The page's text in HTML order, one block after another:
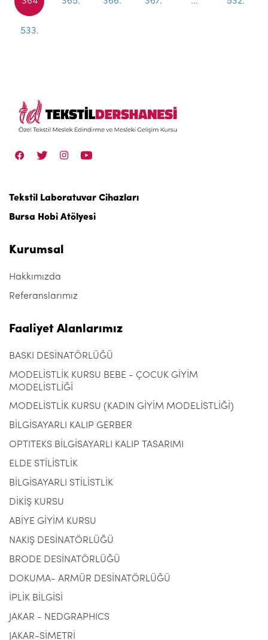
533.
Tekstil Laboratuvar Cihazları
Bursa Hobi Atölyesi
Kurumsal
Hakkımızda
Referanslarımız
Faaliyet Alanlarımız
BASKI DESİNATÖRLÜĞÜ
MODELİSTLİK KURSU BEBE - ÇOCUK GİYİM
MODELİSTLİĞİ
MODELİSTLİK KURSU (KADIN GİYİM MODELİSTLİĞİ)
BİLGİSAYARLI KALIP GERBER
OPTITEKS BİLGİSAYARLI KALIP TASARIMI
ELDE STİLİSTLİK
BİLGİSAYARLI STİLİSTLİK
DİKİŞ KURSU
ABİYE GİYİM KURSU
NAKIŞ DESİNATÖRLÜĞÜ
BRODE DESİNATÖRLÜĞÜ
DOKUMA- ARMÜR DESİNATÖRLÜĞÜ
İPLİK BİLGİSİ
JAKAR - NEDGRAPHICS
JAKAR-SİMETRİ